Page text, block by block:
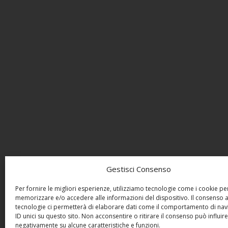
Gestisci Consenso
Per fornire le migliori esperienze, utilizziamo tecnologie come i cookie
memorizzare e/o accedere alle informazioni del dispositivo. Il consenso
tecnologie ci permetterà di elaborare dati come il comportamento di
ID unici su questo sito. Non acconsentire o ritirare il consenso può influire
negativamente su alcune caratteristiche e funzioni.